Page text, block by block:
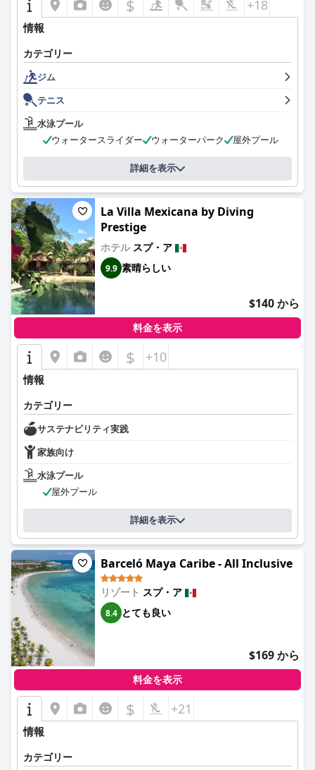
$ +18
情報
カテゴリー
ジム
テニス
水泳プール
ウォータースライダー
ウォーターパーク 屋外プール
詳細を表示
La Villa Mexicana by Diving
Prestige
ホテル スプ・ア
9.9 素晴らしい
$140 から
料金を表示
$ +10
情報
カテゴリー
サステナビリティ実践
家族向け
水泳プール
屋外プール
詳細を表示
Barceló Maya Caribe - All Inclusive
リゾート スプ・ア
8.4 とても良い
$169 から
料金を表示
$ +21
情報
カテゴリー